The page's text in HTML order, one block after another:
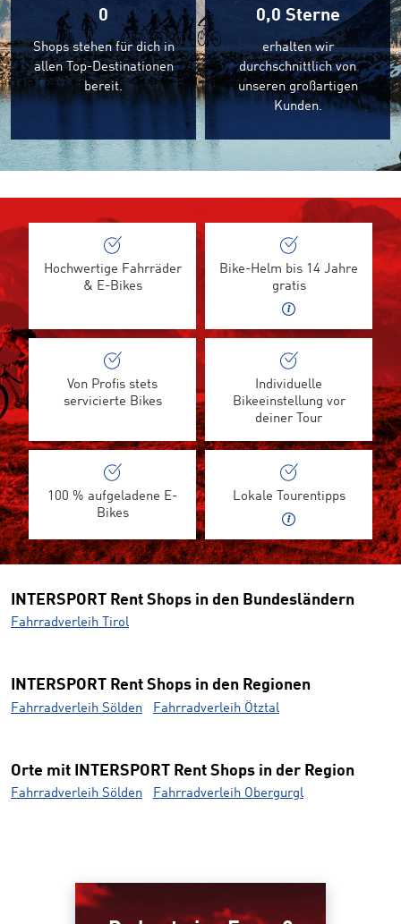
0
Shops stehen für dich in
allen Top-Destinationen
bereit.
0,0 Sterne
erhalten wir
durchschnittlich von
unseren großartigen
Kunden.
Hochwertige Fahrräder
& E-Bikes
Bike-Helm bis 14 Jahre
gratis
Von Profis stets
servicierte Bikes
Individuelle
Bikeeinstellung vor
deiner Tour
100 % aufgeladene E-
Bikes
Lokale Tourentipps
INTERSPORT Rent Shops in den Bundesländern
Fahrradverleih Tirol
INTERSPORT Rent Shops in den Regionen
Fahrradverleih Sölden Fahrradverleih Ötztal
Orte mit INTERSPORT Rent Shops in der Region
Fahrradverleih Sölden Fahrradverleih Obergurgl